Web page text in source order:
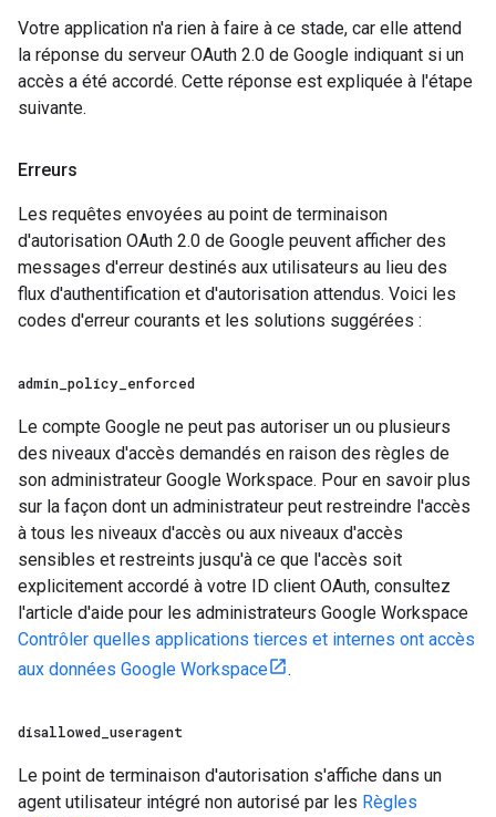
Votre application n'a rien à faire à ce stade, car elle attend
la réponse du serveur OAuth 2.0 de Google indiquant si un
accès a été accordé. Cette réponse est expliquée à l'étape
suivante.
Erreurs
Les requêtes envoyées au point de terminaison
d'autorisation OAuth 2.0 de Google peuvent afficher des
messages d'erreur destinés aux utilisateurs au lieu des
flux d'authentification et d'autorisation attendus. Voici les
codes d'erreur courants et les solutions suggérées :
admin policy enforced
Le compte Google ne peut pas autoriser un ou plusieurs
des niveaux d'accès demandés en raison des règles de
son administrateur Google Workspace. Pour en savoir plus
sur la façon dont un administrateur peut restreindre l'accès
à tous les niveaux d'accès ou aux niveaux d'accès
sensibles et restreints jusqu'à ce que l'accès soit
explicitement accordé à votre ID client OAuth, consultez
l'article d'aide pour les administrateurs Google Workspace
Contrôler quelles applications tierces et internes ont accès
aux données Google Workspace
.
disallowed useragent
Le point de terminaison d'autorisation s'affiche dans un
agent utilisateur intégré non autorisé par les Règles